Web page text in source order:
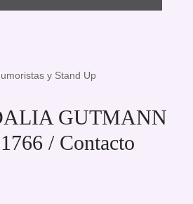
y Stand Up
GUTMANN
/ Contacto